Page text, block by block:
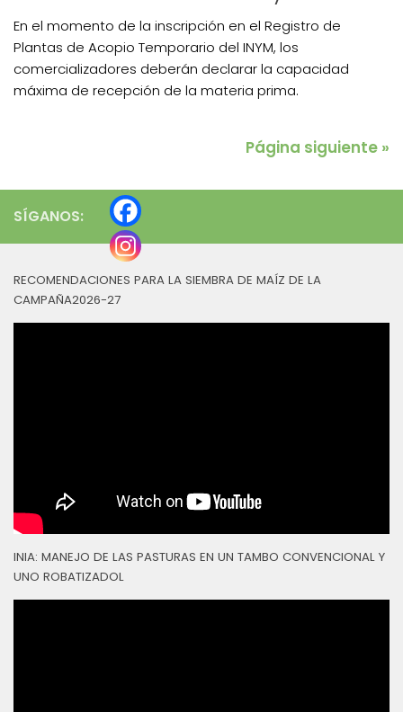
En el momento de la inscripción en el Registro de
Plantas de Acopio Temporario del INYM, los
comercializadores deberán declarar la capacidad
máxima de recepción de la materia prima.
Página siguiente »
SÍGANOS:
RECOMENDACIONES PARA LA SIEMBRA DE MAÍZ DE LA
CAMPAÑA2026-27
INIA: MANEJO DE LAS PASTURAS EN UN TAMBO CONVENCIONAL Y
UNO ROBATIZADOL